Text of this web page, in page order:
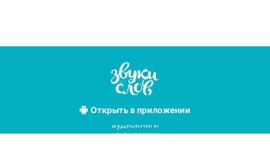
Открытьв приложении
Лучшие
аудиокниги
на русском